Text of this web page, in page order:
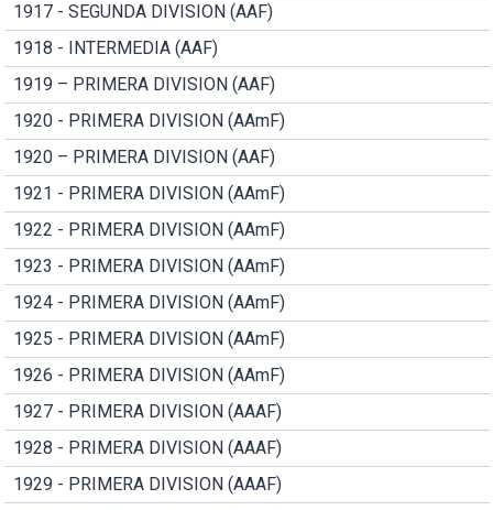
1917 - SEGUNDA DIVISION (AAF)
1918 - INTERMEDIA (AAF)
1919 – PRIMERA DIVISION (AAF)
1920 - PRIMERA DIVISION (AAmF)
1920 – PRIMERA DIVISION (AAF)
1921 - PRIMERA DIVISION (AAmF)
1922 - PRIMERA DIVISION (AAmF)
1923 - PRIMERA DIVISION (AAmF)
1924 - PRIMERA DIVISION (AAmF)
1925 - PRIMERA DIVISION (AAmF)
1926 - PRIMERA DIVISION (AAmF)
1927 - PRIMERA DIVISION (AAAF)
1928 - PRIMERA DIVISION (AAAF)
1929 - PRIMERA DIVISION (AAAF)